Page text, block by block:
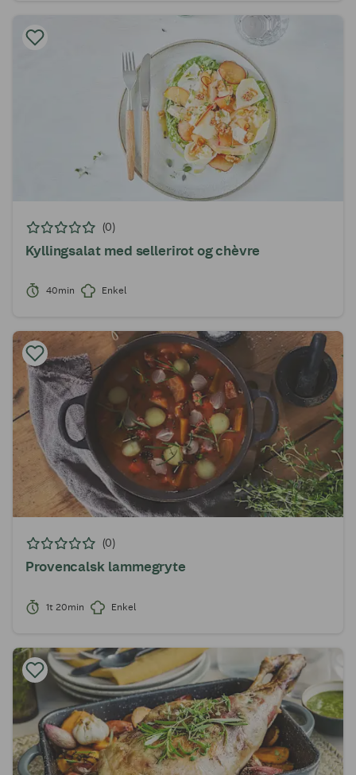
(0)
Kyllingsalat med sellerirot og chèvre
40min Enkel
(0)
Provencalsk lammegryte
1t 20min Enkel